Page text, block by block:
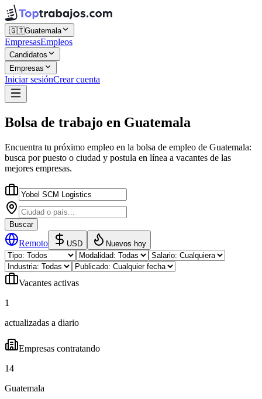
🇬🇹Guatemala
EmpresasEmpleos
Candidatos
Empresas
Iniciar sesiónCrear cuenta
Bolsa de trabajo en Guatemala
Encuentra tu próximo empleo en la bolsa de empleo de Guatemala:
busca por puesto o ciudad y postula en línea a vacantes de las
mejores empresas.
Buscar
Remoto USD Nuevos hoy
Vacantes activas
1
actualizadas a diario
Empresas contratando
14
Guatemala